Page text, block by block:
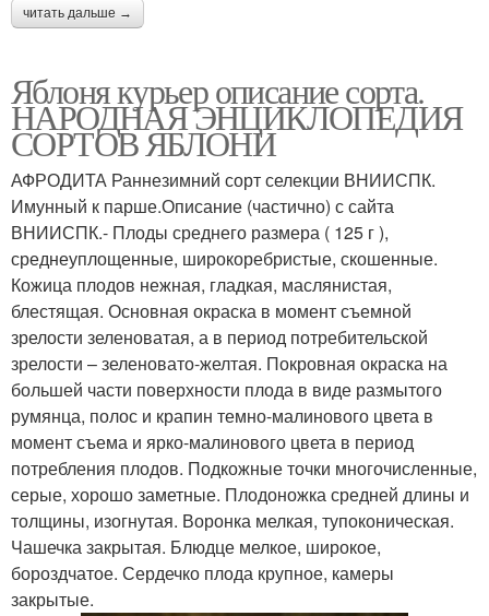
читать дальше →
Яблоня курьер описание сорта.
НАРОДНАЯ ЭНЦИКЛОПЕДИЯ
СОРТОВ ЯБЛОНИ
АФРОДИТА Раннезимний сорт селекции ВНИИСПК.
Имунный к парше.Описание (частично) с сайта
ВНИИСПК.- Плоды среднего размера ( 125 г ),
среднеуплощенные, широкоребристые, скошенные.
Кожица плодов нежная, гладкая, маслянистая,
блестящая. Основная окраска в момент съемной
зрелости зеленоватая, а в период потребительской
зрелости – зеленовато-желтая. Покровная окраска на
большей части поверхности плода в виде размытого
румянца, полос и крапин темно-малинового цвета в
момент съема и ярко-малинового цвета в период
потребления плодов. Подкожные точки многочисленные,
серые, хорошо заметные. Плодоножка средней длины и
толщины, изогнутая. Воронка мелкая, тупоконическая.
Чашечка закрытая. Блюдце мелкое, широкое,
бороздчатое. Сердечко плода крупное, камеры
закрытые.